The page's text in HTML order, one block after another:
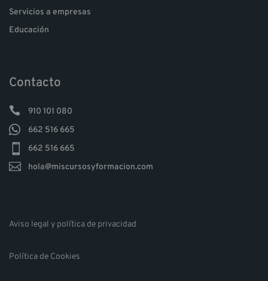
Servicios a empresas
Educación
Contacto
 910 101 080
 662 516 665
 662 516 665
 hola@miscursosyformacion.com
Aviso legal y política de privacidad
Política de Cookies